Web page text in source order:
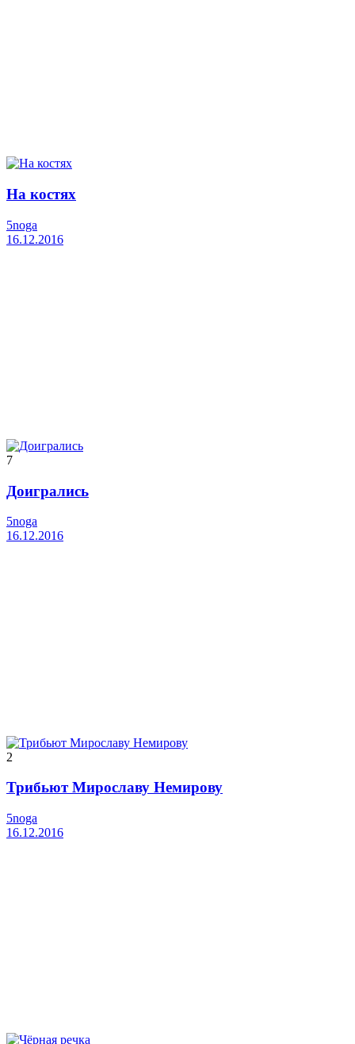
На костях
5noga
16.12.2016
7
Доигрались
5noga
16.12.2016
2
Трибьют Мирославу Немирову
5noga
16.12.2016